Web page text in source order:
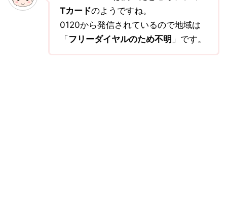
Tカードのようですね。
0120から発信されているので地域は
「 フリーダイヤルのため不明 」です。